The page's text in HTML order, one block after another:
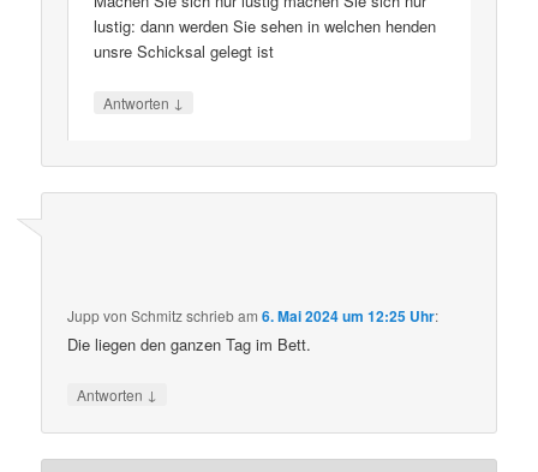
lustig: dann werden Sie sehen in welchen henden
unsre Schicksal gelegt ist
Antworten ↓
Jupp von Schmitzschriebam6. Mai 2024 um 12:25 Uhr:
Die liegen den ganzen Tag im Bett.
Antworten ↓